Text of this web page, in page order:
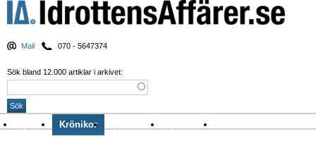
Mail 070 - 5647374
Sök bland 12.000 artiklar i arkivet:
Nyheter Krönikor Sport & spel Nyhetsbrev